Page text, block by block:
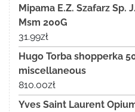
Mipama E.Z. Szafarz Sp.
Msm 200G
31.99zł
Hugo Torba shopperka
miscellaneous
810.00zł
Yves Saint Laurent